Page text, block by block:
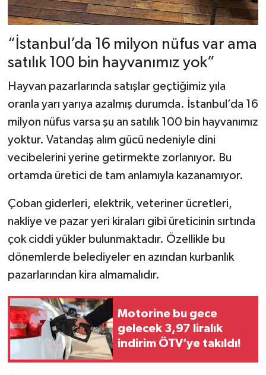
“İstanbul’da 16 milyon nüfus var ama
satılık 100 bin hayvanımız yok”
Hayvan pazarlarında satışlar geçtiğimiz yıla
oranla yarı yarıya azalmış durumda. İstanbul’da 16
milyon nüfus varsa şu an satılık 100 bin hayvanımız
yoktur. Vatandaş alım gücü nedeniyle dini
vecibelerini yerine getirmekte zorlanıyor. Bu
ortamda üretici de tam anlamıyla kazanamıyor.
Çoban giderleri, elektrik, veteriner ücretleri,
nakliye ve pazar yeri kiraları gibi üreticinin sırtında
çok ciddi yükler bulunmaktadır. Özellikle bu
dönemlerde belediyeler en azından kurbanlık
pazarlarından kira almamalıdır.
Motorine bu gece
gelecek 3,97 liralık
indirim ÖTV’ye takıldı!